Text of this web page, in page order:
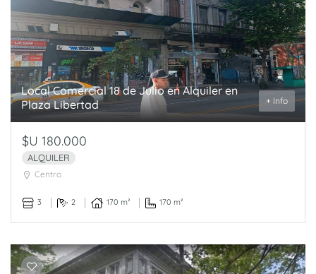
Local Comercial 18 de Julio en Alquiler en
Plaza Libertad
+ Info
$U 180.000
ALQUILER
Centro
3 2 170 m² 170 m²